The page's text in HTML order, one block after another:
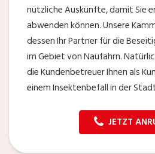
nützliche Auskünfte, damit Sie
abwenden können. Unsere
dessen Ihr Partner für die
im Gebiet von Naufahrn.
die Kundenbetreuer Ihnen als
einem Insektenbefall in der
JETZT